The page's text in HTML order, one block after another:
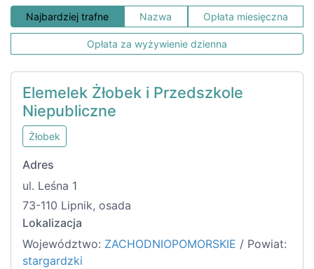
Najbardziej trafne Nazwa Opłata miesięczna
Opłata za wyżywienie dzienna
Elemelek Żłobek i Przedszkole
Niepubliczne
Żłobek
Adres
ul. Leśna 1
73-110 Lipnik, osada
Lokalizacja
Województwo: ZACHODNIOPOMORSKIE / Powiat:
stargardzki